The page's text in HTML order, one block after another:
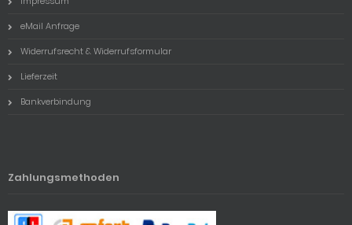
eMail Anfrage
Widerrufsrecht & Widerrufsformular
Lieferzeit
Bankverbindung
Zahlungsmethoden